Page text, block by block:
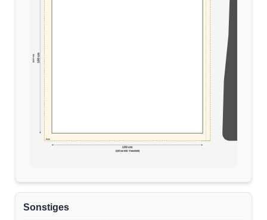
100 cm
(110 cm inkl. Verschnitt)
100 cm
(110 cm)
5cm
Sonstiges